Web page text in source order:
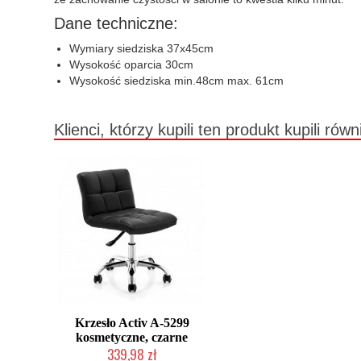
Dane techniczne:
Wymiary siedziska 37x45cm
Wysokość oparcia 30cm
Wysokość siedziska min.48cm max. 61cm
Klienci, którzy kupili ten produkt kupili
Krzesło Activ A-5299
kosmetyczne, czarne
339,98 zł